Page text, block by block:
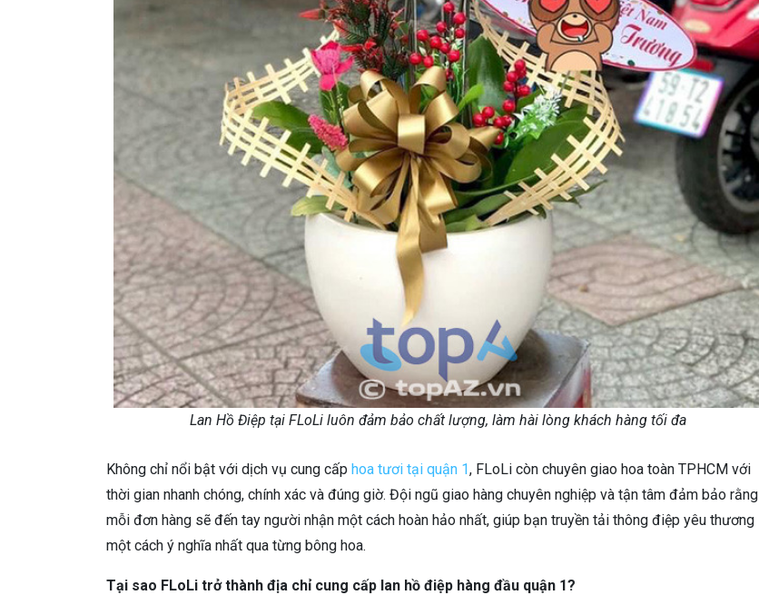
Lan Hồ Điệp tại FLoLi luôn đảm bảo chất lượng, làm hài lòng khách hàng tối đa
Không chỉ nổi bật với dịch vụ cung cấp hoa tươi tại quận 1, FLoLi còn chuyên giao hoa toàn TPHCM với
thời gian nhanh chóng, chính xác và đúng giờ. Đội ngũ giao hàng chuyên nghiệp và tận tâm đảm bảo rằng
mỗi đơn hàng sẽ đến tay người nhận một cách hoàn hảo nhất, giúp bạn truyền tải thông điệp yêu thương
một cách ý nghĩa nhất qua từng bông hoa.
Tại sao FLoLi trở thành địa chỉ cung cấp lan hồ điệp hàng đầu quận 1?